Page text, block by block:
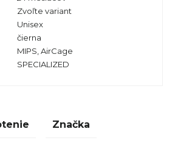
Zvoľte variant
Unisex
čierna
MIPS, AirCage
SPECIALIZED
Značka